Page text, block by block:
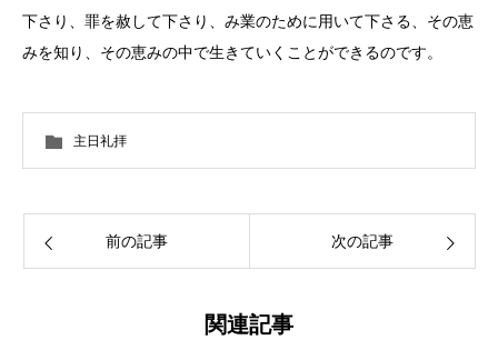
下さり、罪を赦して下さり、み業のために用いて下さる、その恵
みを知り、その恵みの中で生きていくことができるのです。
主日礼拝
前の記事 次の記事
関連記事